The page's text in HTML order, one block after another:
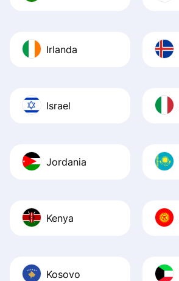
Irlanda
Israel
Jordania
Kenya
Kosovo